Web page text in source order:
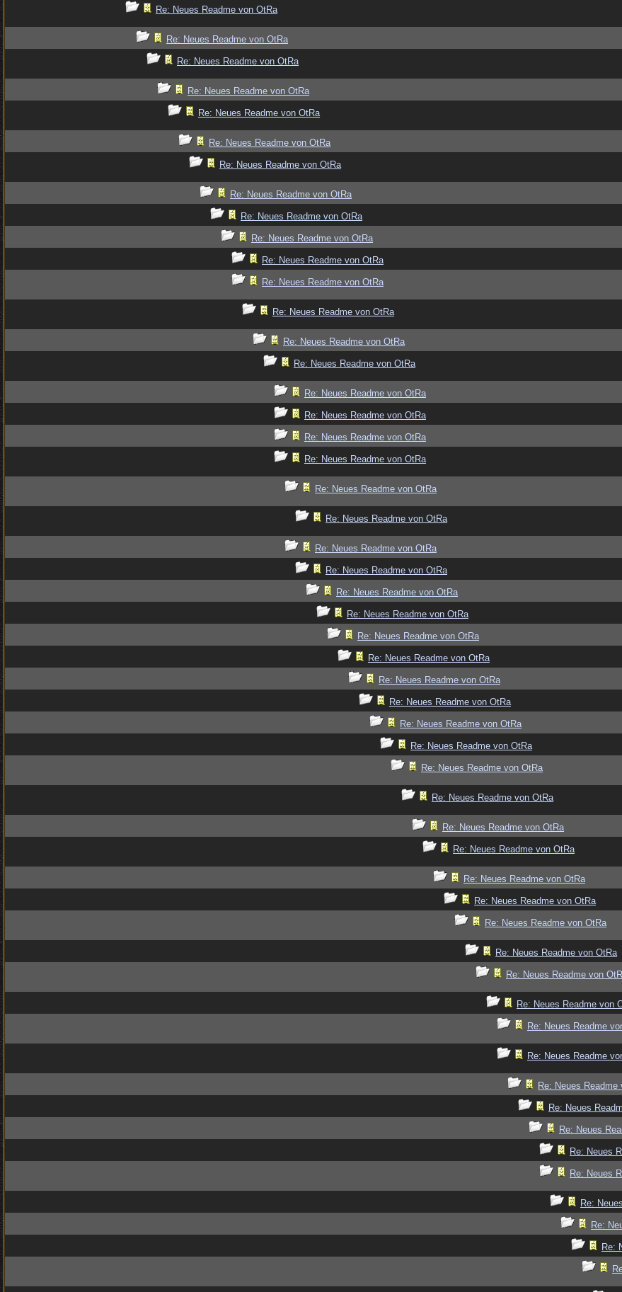
Re: Neues Readme von OtRa
Re: Neues Readme von OtRa
Re: Neues Readme von OtRa
Re: Neues Readme von OtRa
Re: Neues Readme von OtRa
Re: Neues Readme von OtRa
Re: Neues Readme von OtRa
Re: Neues Readme von OtRa
Re: Neues Readme von OtRa
Re: Neues Readme von OtRa
Re: Neues Readme von OtRa
Re: Neues Readme von OtRa
Re: Neues Readme von OtRa
Re: Neues Readme von OtRa
Re: Neues Readme von OtRa
Re: Neues Readme von OtRa
Re: Neues Readme von OtRa
Re: Neues Readme von OtRa
Re: Neues Readme von OtRa
Re: Neues Readme von OtRa
Re: Neues Readme von OtRa
Re: Neues Readme von OtRa
Re: Neues Readme von OtRa
Re: Neues Readme von OtRa
Re: Neues Readme von OtRa
Re: Neues Readme von OtRa
Re: Neues Readme von OtRa
Re: Neues Readme von OtRa
Re: Neues Readme von OtRa
Re: Neues Readme von OtRa
Re: Neues Readme von OtRa
Re: Neues Readme von OtRa
Re: Neues Readme von OtRa
Re: Neues Readme von OtRa
Re: Neues Readme von OtRa
Re: Neues Readme von OtRa
Re: Neues Readme von OtRa
Re: Neues Readme von OtRa
Re: Neues Readme von OtRa
Re: Neues Readme von
Re: Neues Readme von
Re: Neues Readme
Re: Neues Readme
Re: Neues Readme
Re: Neues
Re: Neues
Re: Neues
Re: Neues
Re:
Re:
Re: